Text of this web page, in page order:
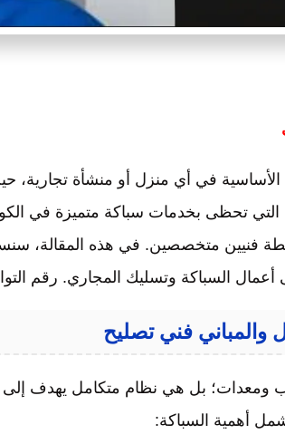
في أي منزل أو منشأة تجارية،
التي تحظى بخدمات سباكة متميزة في
فنيين متخصصين. في هذه
السباكة وتسليك المجاري. رقم التواصل
والمباني فني تصليح
ومعدات؛ بل هي نظام متكامل يهدف إلى
أهمية السباكة: